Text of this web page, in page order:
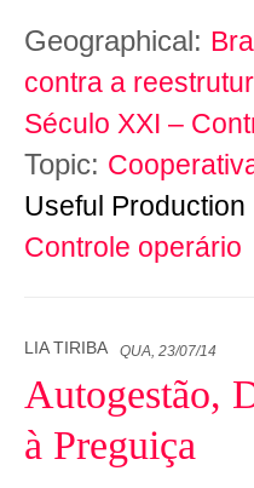
Geographical:
contra a
Século XXI –
Topic:
Useful Production
Controle operário
LIA TIRIBA QUA, 23/07/14
Autogestão,
à Preguiça